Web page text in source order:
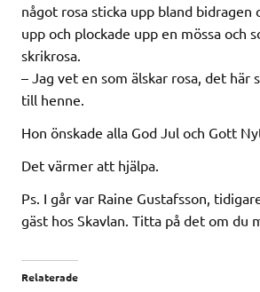
något rosa sticka upp bland bidragen
upp och plockade upp en mössa och
skrikrosa.
– Jag vet en som älskar rosa, det här
till henne.
Hon önskade alla God Jul och Gott
Det värmer att hjälpa.
Ps. I går var Raine Gustafsson,
gäst hos Skavlan. Titta på det om du
Relaterade